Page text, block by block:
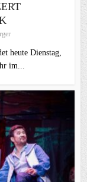
heute Dienstag,
im...